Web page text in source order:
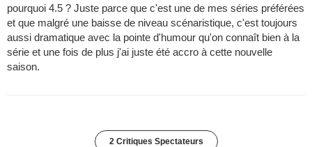
pourquoi 4.5 ? Juste parce que c'est une de mes séries préférées
et que malgré une baisse de niveau scénaristique, c'est toujours
aussi dramatique avec la pointe d'humour qu'on connaît bien à la
série et une fois de plus j'ai juste été accro à cette nouvelle
saison.
2 Critiques Spectateurs